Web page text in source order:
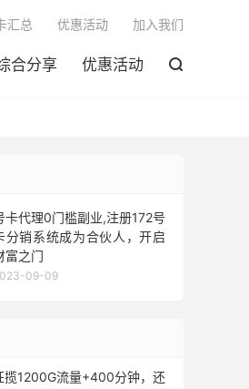
合分享 优惠活动 
汇总 优惠活动 加入我们
卡代理0门槛副业,注册172号
分销系统成为合伙人，开启
富之门
09-09
揽1200G流量+400分钟，还